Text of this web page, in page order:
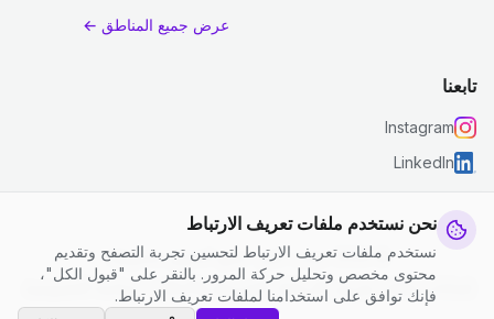
نحن نستخدم ملفات تعريف الارتباط
نستخدم ملفات تعريف الارتباط لتحسين تجربة التصفح وتقديم
محتوى مخصص وتحليل حركة المرور. بالنقر على "قبول الكل"،
فإنك توافق على استخدامنا لملفات تعريف الارتباط.
عرض جميع المناطق ←
تابعنا
Instagram
LinkedIn
© 2026 جست كلين. جميع الحقوق محفوظة.
سياسة الخصوصية
الشروط والأحكام | إعدادات ملفات تعريف الارتباط